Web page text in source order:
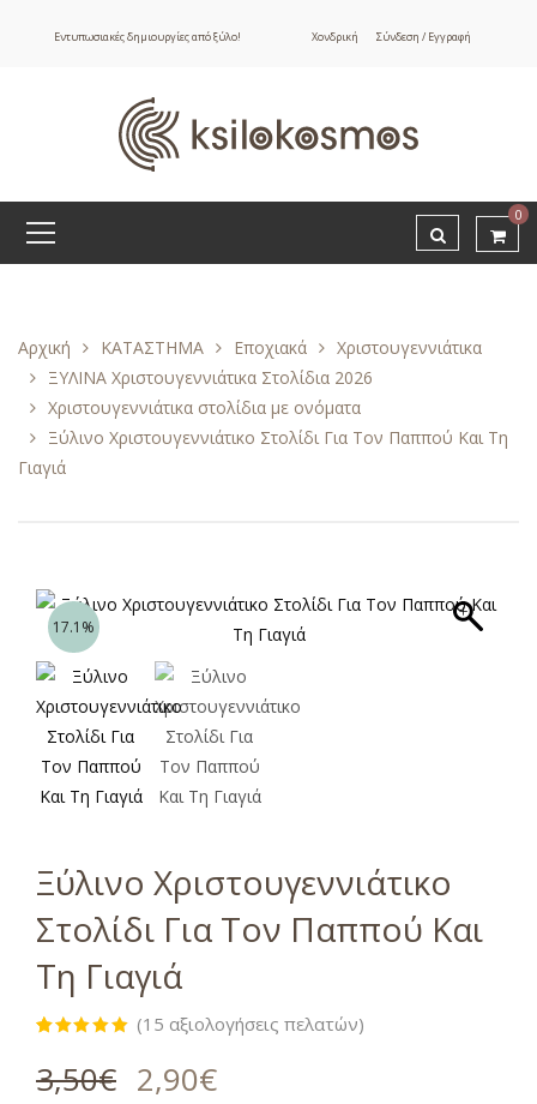
Εντυπωσιακές δημιουργίες από ξύλο! Χονδρική Σύνδεση / Εγγραφή
0
Αρχική ΚΑΤΑΣΤΗΜΑ Εποχιακά
Χριστουγεννιάτικα
ΞΥΛΙΝΑ Χριστουγεννιάτικα Στολίδια 2026
Χριστουγεννιάτικα στολίδια με ονόματα
Ξύλινο Χριστουγεννιάτικο Στολίδι Για Τον Παππού Και Τη
Γιαγιά
17.1%
Ξύλινο Χριστουγεννιάτικο
Στολίδι Για Τον Παππού Και
Τη Γιαγιά
από 5 με
βάση
(15 αξιολογήσεις πελατών)
3,50€ 2,90€